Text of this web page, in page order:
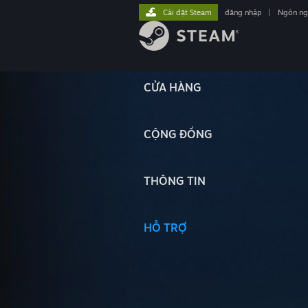
CỬA HÀNG
CỘNG ĐỒNG
THÔNG TIN
HỖ TRỢ
Cài đặt Steam đăng nhập Ngôn